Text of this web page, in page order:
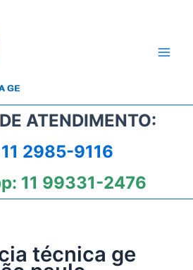
ATENDIMENTO:
11 2985-9116
11 99331-2476
técnica ge